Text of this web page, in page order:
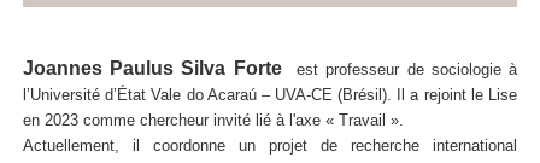
Joannes Paulus Silva Forte
est professeur de sociologie à
l’Université d’État Vale do Acaraú – UVA-CE (Brésil). Il a rejoint le Lise
en 2023 comme chercheur invité lié à l'axe « Travail ».
Actuellement, il coordonne un projet de recherche international